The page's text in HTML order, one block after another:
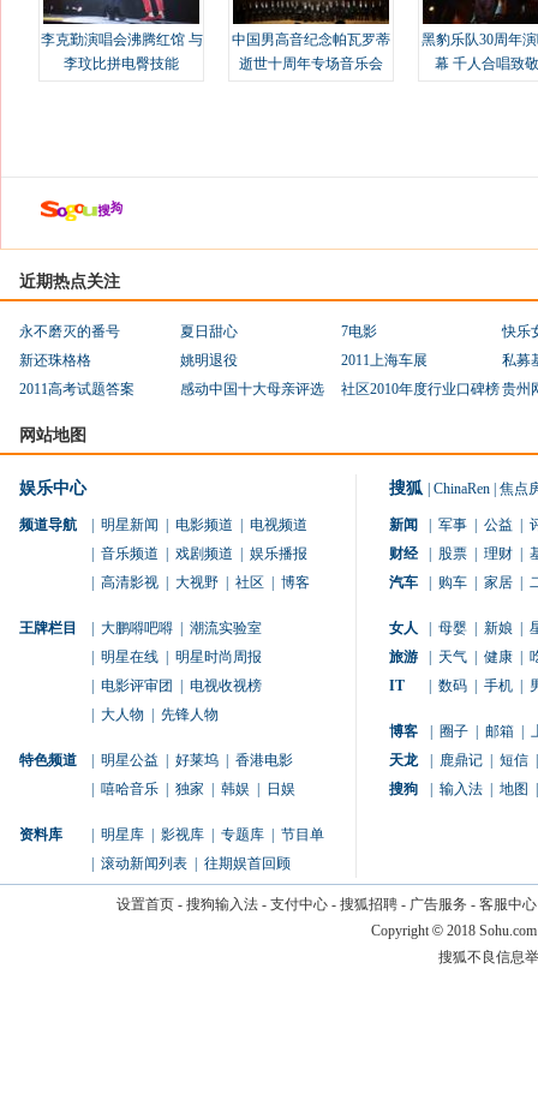
李克勤演唱会沸腾红馆 与
李玟比拼电臀技能
中国男高音纪念帕瓦罗蒂
逝世十周年专场音乐会
黑豹乐队30周年
幕 千人合唱致
近期热点关注
永不磨灭的番号 夏日甜心 7电影
快乐
新还珠格格
姚明退役 2011上海车展
私募
2011高考试题答案
感动中国十大母亲评选 社区2010年度行业口碑榜贵州
网站地图
娱乐中心
频道导航 明星新闻 电影频道
电视频道
音乐频道 戏剧频道
娱乐播报
高清影视 大视野 社区 博客
王牌栏目 大鹏嘚吧嘚
潮流实验室
明星在线
明星时尚周报
电影评审团
电视收视榜
大人物 先锋人物
特色频道 明星公益 好莱坞
香港电影
嘻哈音乐 独家 韩娱 日娱
资料库 明星库 影视库 专题库
节目单
滚动新闻列表 往期娱首回顾
搜狐 ChinaRen 焦点
新闻 军事 公益
财经
股票 理财
汽车
购车 家居
女人 母婴 新娘
旅游
天气 健康
IT
数码 手机
博客 圈子 邮箱
天龙
鹿鼎记 短信
搜狗
输入法 地图
设置首页- 搜狗输入法- 支付中心- 搜狐招聘- 广告服务 - 客服中心
Copyright © 2018
搜狐不良信息